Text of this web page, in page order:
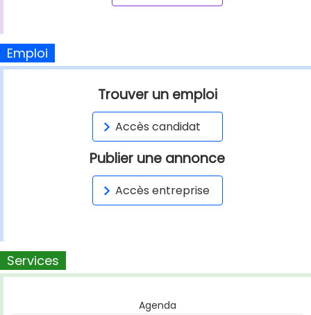
Emploi
Trouver un emploi
Accès candidat
Publier une annonce
Accès entreprise
Services
Agenda